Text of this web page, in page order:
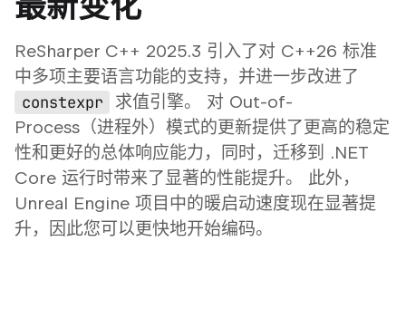
ReSharper C++ 2025.3 引入了对 C++26 标准
中多项主要语言功能的支持，并进一步改进了
constexpr 求值引擎。 对 Out-of-
Process （进程外）模式的更新提供了更高的稳定
性和更好的总体响应能力，同时，迁移到 .NET
Core 运行时带来了显著的性能提升。 此外，
Unreal Engine 项目中的暖启动速度现在显著提
升，因此您可以更快地开始编码。